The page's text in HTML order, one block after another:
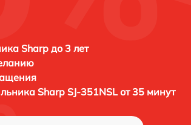
Sharp до 3 лет
Sharp SJ-351NSL от 35 минут